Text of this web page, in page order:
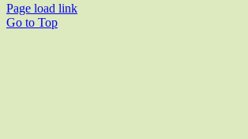
Page load link
Go to Top